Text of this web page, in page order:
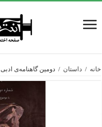
خانه / داستان / دومین گاهنامه‌ی